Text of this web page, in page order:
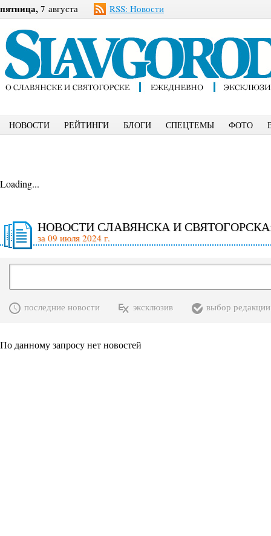
пятница, 7 августа RSS: Новости
НОВОСТИ РЕЙТИНГИ БЛОГИ СПЕЦТЕМЫ ФОТО
Loading...
НОВОСТИ СЛАВЯНСКА И
за 09 июля 2024 г.
последние новости эксклюзив выбор редакции
По данному запросу нет новостей